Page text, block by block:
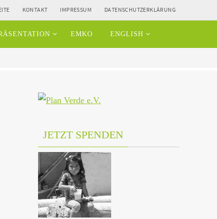
KONTAKT IMPRESSUM DATENSCHUTZERKLÄRUNG
EMKO ENGLISH
JETZT SPENDEN